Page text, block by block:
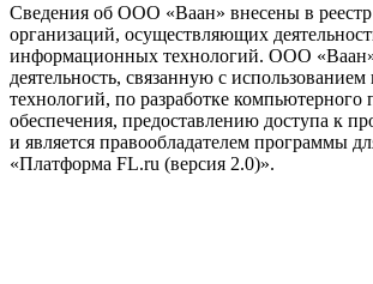
Сведения об ООО «Ваан» внесены в
организаций, осуществляющих
информационных технологий. ООО «Ваан»
деятельность, связанную с
технологий, по разработке компьютерного
обеспечения, предоставлению доступа к
и является правообладателем программы
«Платформа FL.ru (версия 2.0)».